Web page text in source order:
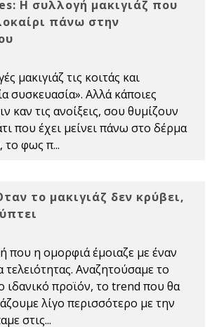
Η συλλογή μακιγιάζ που
πάνω στην
μακιγιάζ τις κοιτάς και
συσκευασία». Αλλά κάποιες
καν τις ανοίξεις, σου θυμίζουν
που έχει μείνει πάνω στο δέρμα
το φως π...
το μακιγιάζ δεν κρύβει,
που η ομορφιά έμοιαζε με έναν
Αναζητούσαμε το
προϊόν, το trend που θα
λίγο περισσότερο με την
στις...